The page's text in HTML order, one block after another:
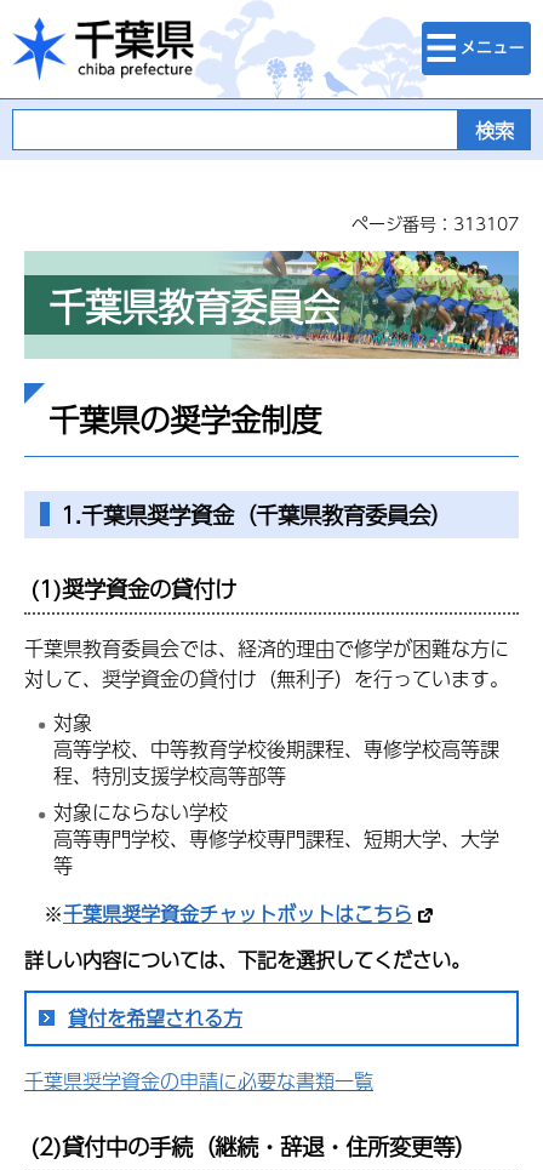
千葉県
検索・メニュ
ー
ページ番号：313107
千葉県教育委員会
千葉県の奨学金制度
1.千葉県奨学資金（千葉県教育委員会）
(1)奨学資金の貸付け
千葉県教育委員会では、経済的理由で修学が困難な方に
対して、奨学資金の貸付け（無利子）を行っています。
対象
高等学校、中等教育学校後期課程、専修学校高等課
程、特別支援学校高等部等
対象にならない学校
高等専門学校、専修学校専門課程、短期大学、大学
等
※千葉県奨学資金チャットボットはこちら
詳しい内容については、下記を選択してください。
貸付を希望される方
千葉県奨学資金の申請に必要な書類一覧
(2)貸付中の手続（継続・辞退・住所変更等）